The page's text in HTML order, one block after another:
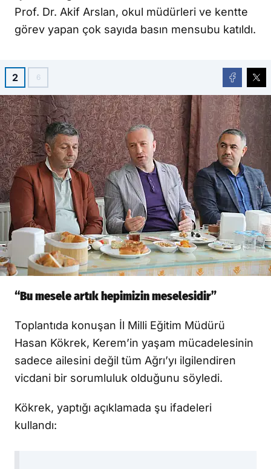
Prof. Dr. Akif Arslan, okul müdürleri ve kentte
görev yapan çok sayıda basın mensubu katıldı.
2 6
“Bu mesele artık hepimizin meselesidir”
Toplantıda konuşan İl Milli Eğitim Müdürü
Hasan Kökrek, Kerem’in yaşam mücadelesinin
sadece ailesini değil tüm Ağrı’yı ilgilendiren
vicdani bir sorumluluk olduğunu söyledi.
Kökrek, yaptığı açıklamada şu ifadeleri
kullandı: